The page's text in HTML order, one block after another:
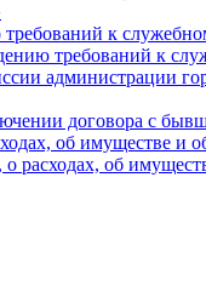
к
требований к
администрации
договора с
об имуществе и
расходах, об